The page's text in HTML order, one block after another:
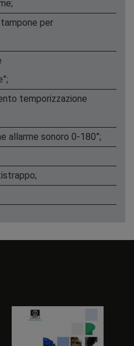
per
temporizzazione
allarme sonoro 0-180”;